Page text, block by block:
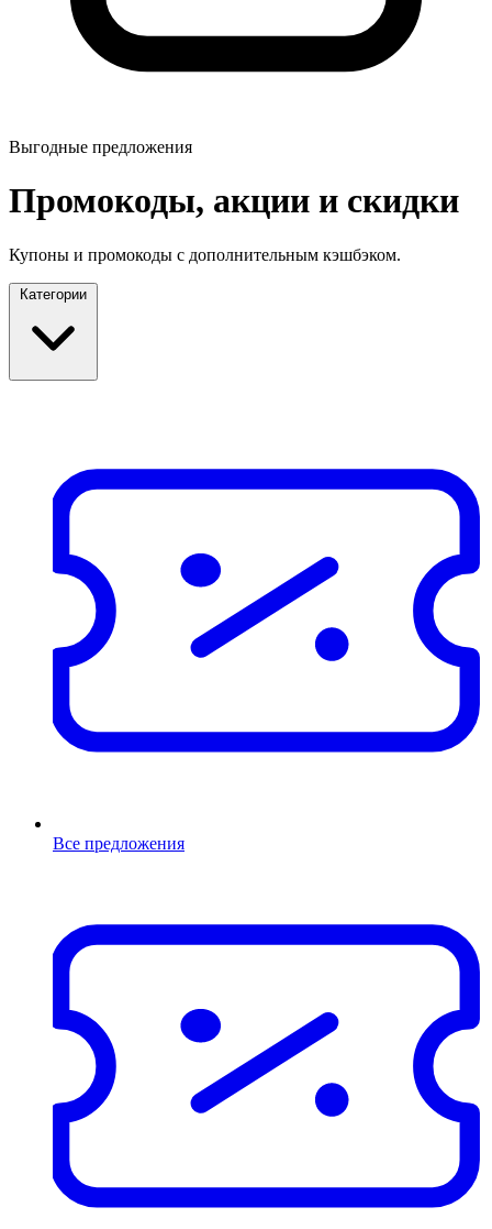
Выгодные предложения
Промокоды, акции и скидки
Купоны и промокоды с дополнительным кэшбэком.
Категории
Все предложения